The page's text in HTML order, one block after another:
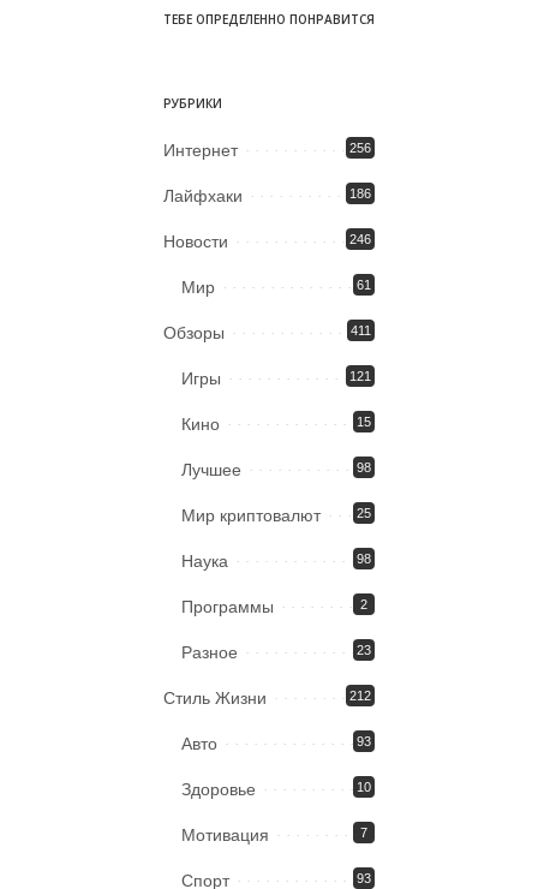
ТЕБЕ ОПРЕДЕЛЕННО ПОНРАВИТСЯ
РУБРИКИ
Интернет 256
Лайфхаки 186
Новости 246
Мир 61
Обзоры 411
Игры 121
Кино 15
Лучшее 98
Мир криптовалют 25
Наука 98
Программы 2
Разное 23
Стиль Жизни 212
Авто 93
Здоровье 10
Мотивация 7
Спорт 93